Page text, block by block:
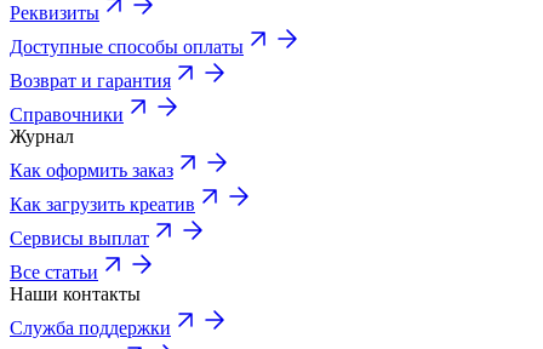
Реквизиты
Доступные способы оплаты
Возврат и гарантия
Справочники
Журнал
Как оформить заказ
Как загрузить креатив
Сервисы выплат
Все статьи
Наши контакты
Служба поддержки